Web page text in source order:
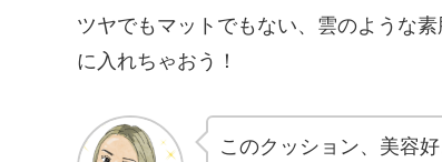
ツヤでもマットでもない、雲のような
に入れちゃおう！
このクッション、美容